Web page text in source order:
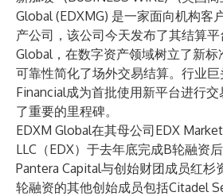
Global(EDXMG) 是一家面向机构客
产公司，该公司今天发布了其结算
Global，在数字资产领域树立了新
可靠性简化了场外交易结算。行业巨
Financial成为首批使用新平台进行
了重要的里程碑。
EDXM Global在其母公司EDX
LLC（EDX）于去年底完成B轮融资
Pantera Capital与创始财团成员红杉
轮融资的其他创始成员包括Citadel